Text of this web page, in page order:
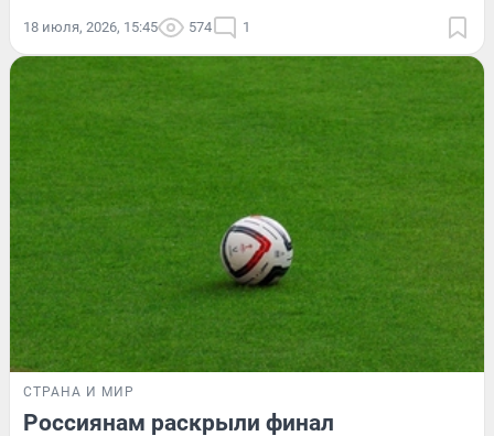
18 июля, 2026, 15:45 574 1
СТРАНА И МИР
Россиянам раскрыли финал